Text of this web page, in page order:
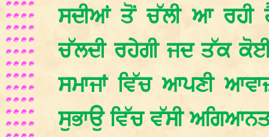
ਸਦੀਆਂ ਤੋਂ ਚੱਲੀ ਆ
ਚੱਲਦੀ ਰਹੇਗੀ ਜਦ ਤੱਕ
ਸਮਾਜਾਂ ਵਿੱਚ ਆਪਣੀ
ਸੁਭਾਉ ਵਿੱਚ ਵੱਸੀ